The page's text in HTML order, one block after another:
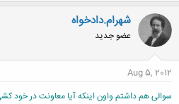
شهرام.دادخواه
عضو جدید
Aug 5, 2012
سوالی هم داشتم واون اینکه آیا معاونت در خود